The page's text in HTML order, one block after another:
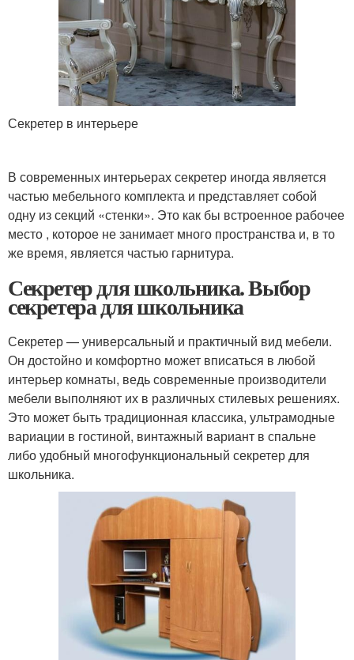
Секретер в интерьере
В современных интерьерах секретер иногда является
частью мебельного комплекта и представляет собой
одну из секций «стенки». Это как бы встроенное рабочее
место , которое не занимает много пространства и, в то
же время, является частью гарнитура.
Секретер для школьника. Выбор
секретера для школьника
Секретер — универсальный и практичный вид мебели.
Он достойно и комфортно может вписаться в любой
интерьер комнаты, ведь современные производители
мебели выполняют их в различных стилевых решениях.
Это может быть традиционная классика, ультрамодные
вариации в гостиной, винтажный вариант в спальне
либо удобный многофункциональный секретер для
школьника.